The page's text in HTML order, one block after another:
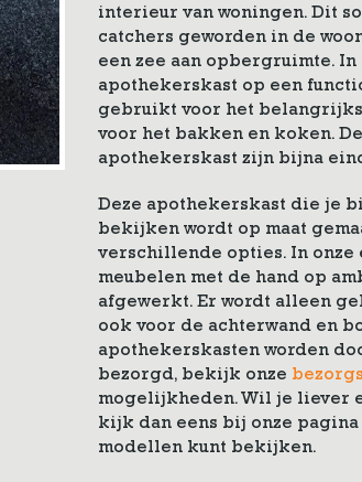
interieur van woningen. Dit
catchers geworden in de
een zee aan opbergruimte.
apothekerskast op een
gebruikt voor het
voor het bakken en koken.
apothekerskast zijn bijna
Deze apothekerskast die je
bekijken wordt op maat
verschillende opties. In
meubelen met de hand op
afgewerkt. Er wordt alleen
ook voor de achterwand en
apothekerskasten worden
bezorgd, bekijk onze
mogelijkheden. Wil je liever
kijk dan eens bij onze pagina
modellen kunt bekijken.